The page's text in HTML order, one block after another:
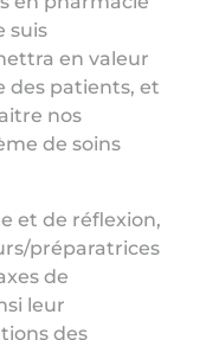
suis
en valeur
des patients, et
nos
de soins
et de réflexion,
préparatrices
de
leur
des